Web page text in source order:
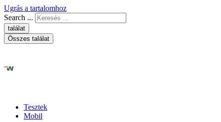
Ugrás a tartalomhoz
Search ...
találat
Összes találat
Tesztek
Mobil